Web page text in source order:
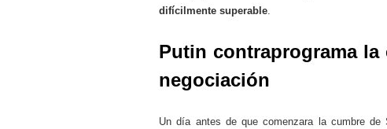
difícilmente superable.
Putin contraprograma
negociación
Un día antes de que comenzara la cumbre de